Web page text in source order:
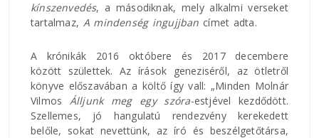
kínszenvedés, a másodiknak, mely alkalmi verseket
tartalmaz, A mindenség ingujjban címet adta.
A krónikák 2016 októbere és 2017 decembere
között születtek. Az írások geneziséről, az ötletről
könyve előszavában a költő így vall: „Minden Molnár
Vilmos Álljunk meg egy szóra-estjével kezdődött.
Szellemes, jó hangulatú rendezvény kerekedett
belőle, sokat nevettünk, az író és beszélgetőtársa,